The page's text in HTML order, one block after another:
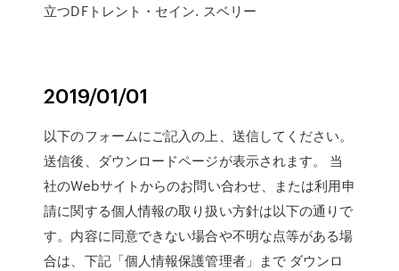
立つDFトレント・セイン. スベリー
2019/01/01
以下のフォームにご記入の上、送信してください。
送信後、ダウンロードページが表示されます。 当
社のWebサイトからのお問い合わせ、または利用申
請に関する個人情報の取り扱い方針は以下の通りで
す。内容に同意できない場合や不明な点等がある場
合は、下記「個人情報保護管理者」まで ダウンロ